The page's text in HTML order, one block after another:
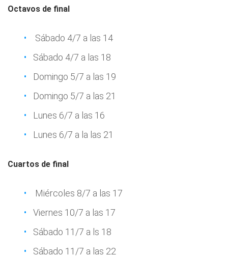
Octavos de final
Sábado 4/7 a las 14
Sábado 4/7 a las 18
Domingo 5/7 a las 19
Domingo 5/7 a las 21
Lunes 6/7 a las 16
Lunes 6/7 a la las 21
Cuartos de final
Miércoles 8/7 a las 17
Viernes 10/7 a las 17
Sábado 11/7 a ls 18
Sábado 11/7 a las 22